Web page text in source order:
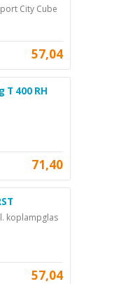
City Cube
57,04
T 400 RH
71,40
koplampglas
57,04